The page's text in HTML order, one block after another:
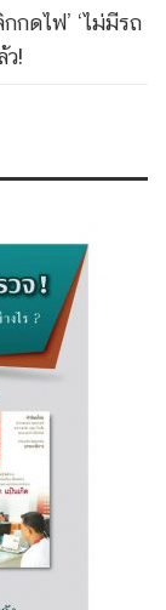
กดไฟ’ ‘ไม่มีรถ
ว!